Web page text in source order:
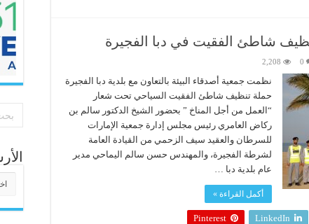
شاطئ الفقيت في دبا الفجيرة
0
2,208
نظمت جمعية أصدقاء البيئة بالتعاون مع بلدية دبا الفجيرة
حملة تنظيف شاطئ الفقيت السياحي تحت شعار
“العمل من أجل المناخ ” بحضور الشيخ الدكتور سالم بن
ركاض العامري رئيس مجلس إدارة جمعية الإمارات
للسرطان والعقيد سيف الزحمي من القيادة العامة
لشرطة الفجيرة، والمهندس حسن سالم اليماحي مدير
عام بلدية دبا …
أكمل القراءة »
LinkedIn
Pinterest